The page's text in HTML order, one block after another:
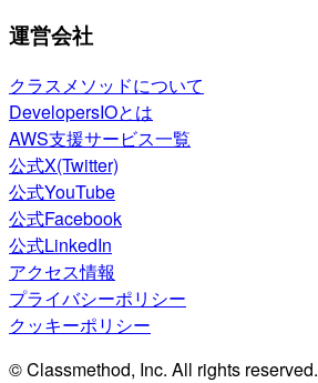
運営会社
クラスメソッドについて
DevelopersIOとは
AWS支援サービス一覧
公式X(Twitter)
公式YouTube
公式Facebook
公式LinkedIn
アクセス情報
プライバシーポリシー
クッキーポリシー
© Classmethod, Inc. All rights reserved.